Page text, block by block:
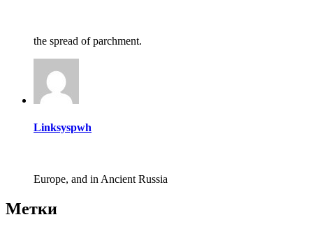
the spread of parchment.
Linksyspwh
Europe, and in Ancient Russia
Метки